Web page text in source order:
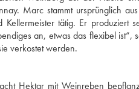
Marc stammt ursprünglich
tätig. Er produziert
an, etwas das flexibel ist“,
verkostet werden.
Hektar mit Weinreben